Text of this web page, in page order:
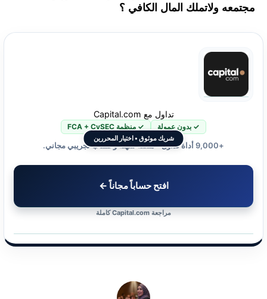
مجتمعه ولاتملك المال الكافي ؟
شريك موثوق • اختيار المحررين
تداول مع Capital.com
✓ بدون عمولة ✓ منظمة FCA + CySEC
+9,000 أداة تداول • منصة سهلة وحساب تجريبي مجاني.
افتح حساباً مجاناً ←
مراجعة Capital.com كاملة